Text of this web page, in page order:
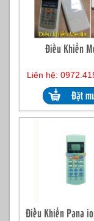
Điều Khiển
Liên hệ:
Điều Khiển Pana